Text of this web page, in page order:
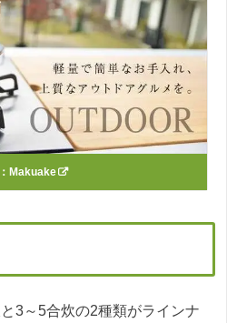
Makuake
3～5合炊の2種類がラインナ